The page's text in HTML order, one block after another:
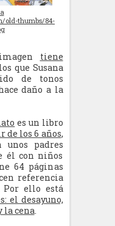
old-thumbs/84-
tiene
que Susana
de tonos
daño a la
es un libro
de los 6 años,
padres
él con niños
64 páginas
referencia
ello está
el desayuno,
la cena.